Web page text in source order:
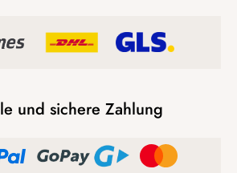
und sichere Zahlung